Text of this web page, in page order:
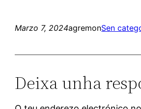
Marzo 7, 2024agremonSen
Deixa unha